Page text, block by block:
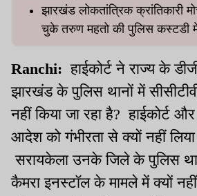
झारखंड लोकतांत्रिक क्रांतिकारी
चुके तरुण महतो की पुलिस कस्टडी में
Ranchi: हाईकोर्ट ने राज्य के
झारखंड के पुलिस थानों में
नहीं किया जा रहा है? हाईकोर्ट
आदेश को गंभीरता से क्यों नहीं लिया
सरायकेला उनके जिले के पुलिस
कैमरा इनस्टॉल के मामले में क्यों